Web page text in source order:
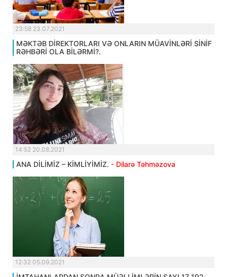
23:58 23.07.2021
MƏKTƏB DİREKTORLARI VƏ ONLARIN MÜAVİNLƏRİ SİNİF
RƏHBƏRİ OLA BİLƏRMİ?.
14:52 20.08.2021
ANA DİLİMİZ – KİMLİYİMİZ. - Dilarə Təhməzova
12:32 05.09.2021